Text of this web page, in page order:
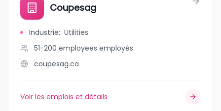
Coupesag
Industrie: Utilities
51-200 employees employés
coupesag.ca
Voir les emplois et détails